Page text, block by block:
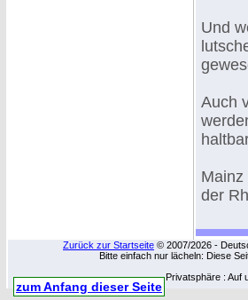
Und
Auch
der
Zurück zur Startseite © 2007/2026 -
Bitte einfach nur lächeln: Diese
Privatsphäre : Auf
zum Anfang dieser Seite